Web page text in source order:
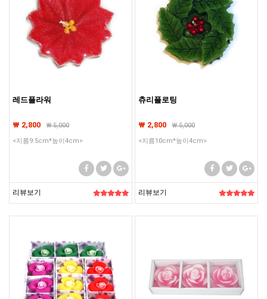
레드플라워
₩ 2,800 ₩5,000
<지름9.5cm*높이4cm>
리뷰보기
츄리플로팅
₩ 2,800 ₩5,000
<지름10cm*높이4cm>
리뷰보기